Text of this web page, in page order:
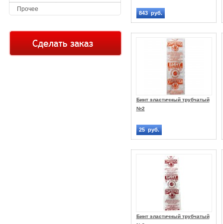
Прочее
843 руб.
Бинт эластичный трубчатый
№2
25 руб.
Бинт эластичный трубчатый